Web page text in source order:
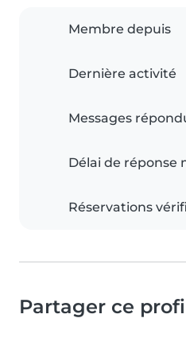
Membre depuis
Dernière activité
Messages
Délai de réponse
Réservations
Partager ce